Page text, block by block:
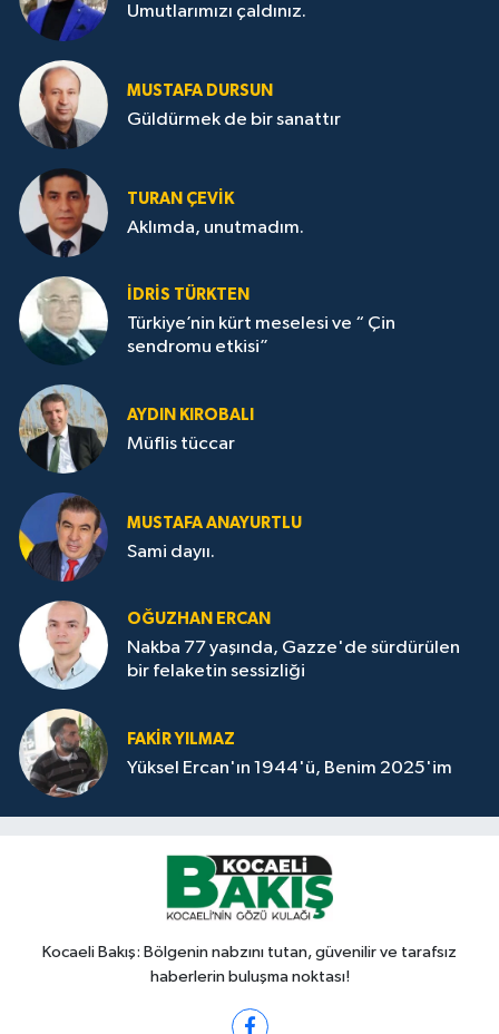
Umutlarımızı çaldınız.
MUSTAFA DURSUN
Güldürmek de bir sanattır
TURAN ÇEVİK
Aklımda, unutmadım.
İDRİS TÜRKTEN
Türkiye’nin kürt meselesi ve “ Çin
sendromu etkisi”
AYDIN KIROBALI
Müflis tüccar
MUSTAFA ANAYURTLU
Sami dayıı.
OĞUZHAN ERCAN
Nakba 77 yaşında, Gazze'de sürdürülen
bir felaketin sessizliği
FAKİR YILMAZ
Yüksel Ercan'ın 1944'ü, Benim 2025'im
Kocaeli Bakış: Bölgenin nabzını tutan, güvenilir ve tarafsız
haberlerin buluşma noktası!